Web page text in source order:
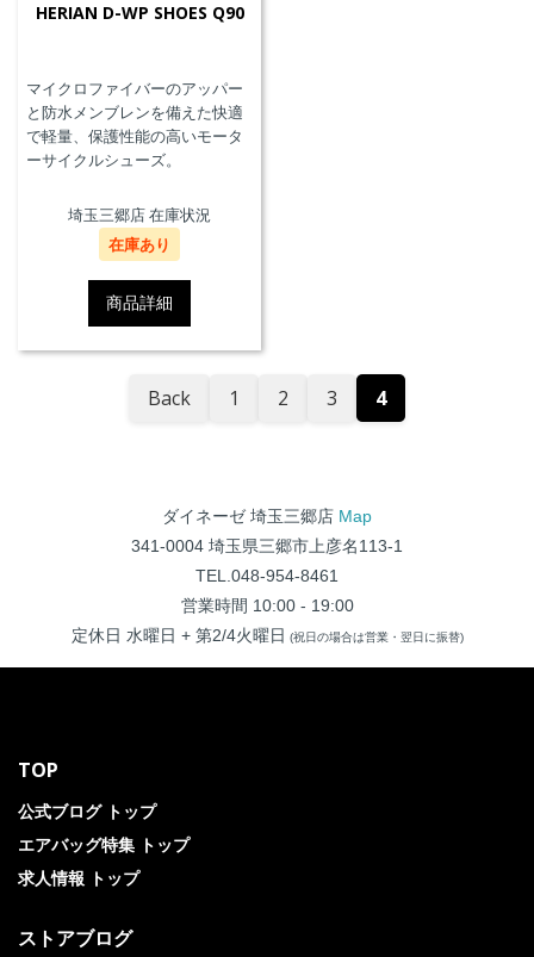
HERIAN D-WP SHOES Q90
マイクロファイバーのアッパー
と防水メンブレンを備えた快適
で軽量、保護性能の高いモータ
ーサイクルシューズ。
埼玉三郷店 在庫状況
在庫あり
商品詳細
Back 1 2 3 4
ダイネーゼ 埼玉三郷店 Map
341-0004 埼玉県三郷市上彦名113-1
TEL.048-954-8461
営業時間 10:00 - 19:00
定休日 水曜日 + 第2/4火曜日 (祝日の場合は営業・翌日に振替)
TOP
公式ブログ トップ
エアバッグ特集 トップ
求人情報 トップ
ストアブログ